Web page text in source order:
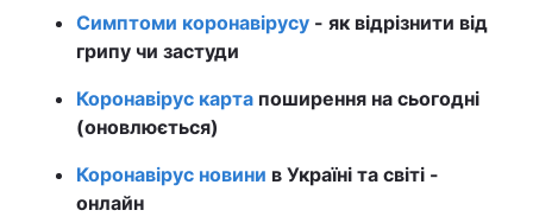
Симптоми коронавірусу - як відрізнити від
грипу чи застуди
Коронавірус карта поширення на сьогодні
(оновлюється)
Коронавірус новини в Україні та світі -
онлайн